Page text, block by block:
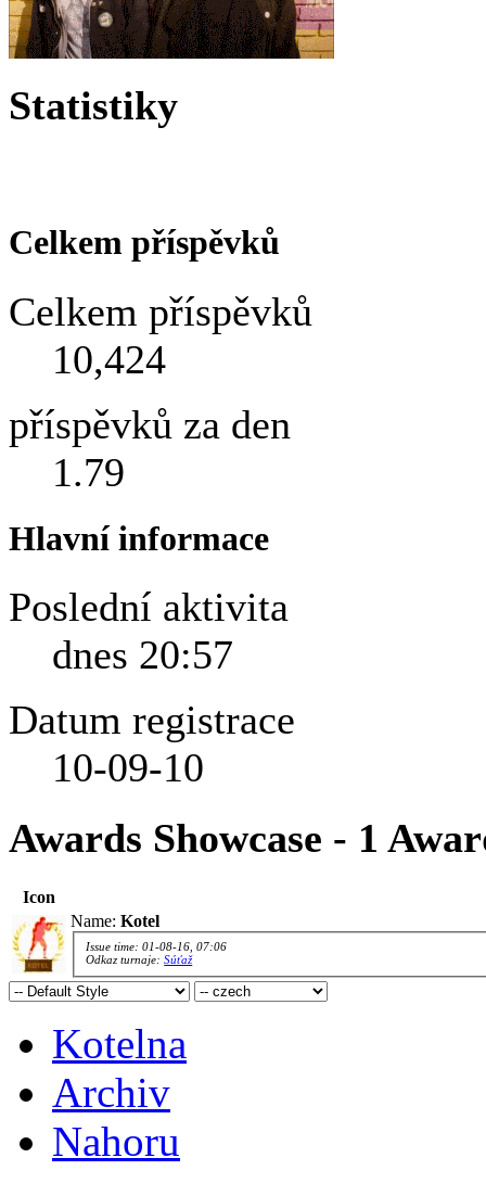
Statistiky
Celkem příspěvků
Celkem příspěvků
10,424
příspěvků za den
1.79
Hlavní informace
Poslední aktivita
dnes 20:57
Datum registrace
10-09-10
Awards Showcase - 1
Icon
Name: Kotel
Issue time: 01-08-16, 07:06
Odkaz turnaje:Súťaž
Kotelna
Archiv
Nahoru